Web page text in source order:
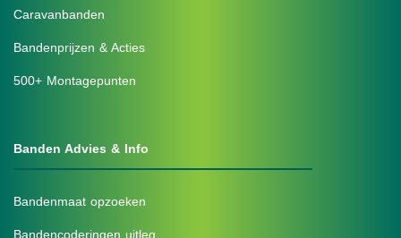
Caravanbanden
Bandenprijzen & Acties
500+ Montagepunten
Banden Advies & Info
Bandenmaat opzoeken
Bandencoderingen uitleg